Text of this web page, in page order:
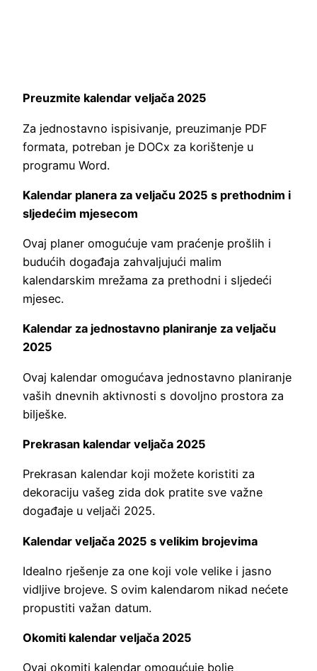
Preuzmite kalendar veljača 2025
Za jednostavno ispisivanje, preuzimanje PDF
formata, potreban je DOCx za korištenje u
programu Word.
Kalendar planera za veljaču 2025 s prethodnim i
sljedećim mjesecom
Ovaj planer omogućuje vam praćenje prošlih i
budućih događaja zahvaljujući malim
kalendarskim mrežama za prethodni i sljedeći
mjesec.
Kalendar za jednostavno planiranje za veljaču
2025
Ovaj kalendar omogućava jednostavno planiranje
vaših dnevnih aktivnosti s dovoljno prostora za
bilješke.
Prekrasan kalendar veljača 2025
Prekrasan kalendar koji možete koristiti za
dekoraciju vašeg zida dok pratite sve važne
događaje u veljači 2025.
Kalendar veljača 2025 s velikim brojevima
Idealno rješenje za one koji vole velike i jasno
vidljive brojeve. S ovim kalendarom nikad nećete
propustiti važan datum.
Okomiti kalendar veljača 2025
Ovaj okomiti kalendar omogućuje bolje